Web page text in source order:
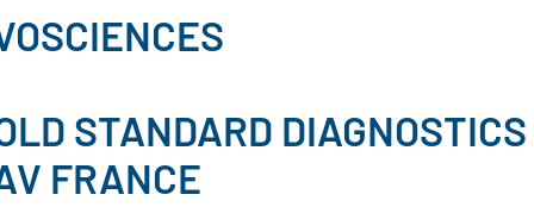
STANDARD DIAGNOSTICS
FRANCE